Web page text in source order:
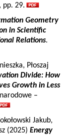
pp. 29.
Geometry
in Scientific
Relations.
Płoszaj
Divide: How
Growth in Less
–
Jakub,
(2025) Energy